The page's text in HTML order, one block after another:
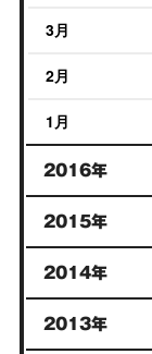
3月
2月
1月
2016年
2015年
2014年
2013年